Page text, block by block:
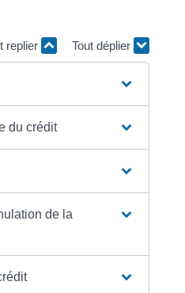
replier Tout déplier
du crédit
de la